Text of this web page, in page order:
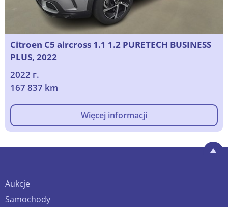
Citroen C5 aircross 1.1 1.2 PURETECH BUSINESS
PLUS, 2022
2022 г.
167 837 km
Więcej informacji
Aukcje
Samochody